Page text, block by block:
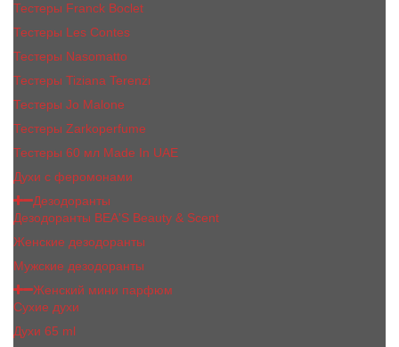
Тестеры Franck Boclet
Тестеры Les Contes
Тестеры Nasomatto
Тестеры Tiziana Terenzi
Тестеры Jо Malоnе
Тестеры Zarkoperfume
Тестеры 60 мл Made In UAE
Духи с феромонами
Дезодоранты
Дезодоранты BEA'S Beauty & Scent
Женские дезодоранты
Мужские дезодоранты
Женский мини парфюм
Сухие духи
Духи 65 ml